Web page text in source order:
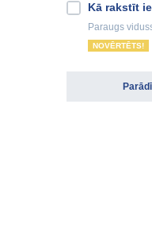
Kā rakstīt
Paraugs
NOVĒRTĒTS!